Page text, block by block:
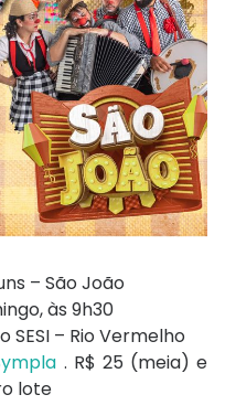
– São João
às 9h30
– Rio Vermelho
. R$ 25 (meia) e
lote